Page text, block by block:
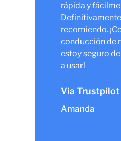
rápida y
recomiendo.
conducción de
estoy seguro
a usar!
Via Trustpilot
Amanda